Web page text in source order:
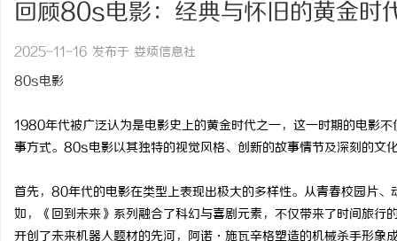
回顾80s电影：经典与怀旧的黄金时
2025-11-16 发布于 娄烦信息社
80s电影
1980年代被广泛认为是电影史上的黄金时代之一，这一时期的电影
事方式。80s电影以其独特的视觉风格、创新的故事情节及深刻的文
首先，80年代的电影在类型上表现出极大的多样性。从青春校园片
如，《回到未来》系列融合了科幻与喜剧元素，不仅带来了时间旅
开创了未来机器人题材的先河，阿诺·施瓦辛格塑造的机械杀手形象